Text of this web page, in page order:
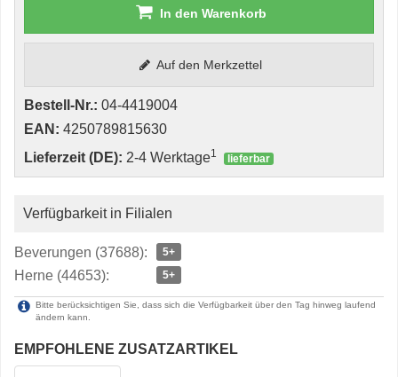
In den Warenkorb
Auf den Merkzettel
Bestell-Nr.: 04-4419004
EAN: 4250789815630
Lieferzeit (DE): 2-4 Werktage1 lieferbar
Verfügbarkeit in Filialen
Beverungen (37688): 5+
Herne (44653): 5+
Bitte berücksichtigen Sie, dass sich die Verfügbarkeit über den Tag hinweg laufend
ändern kann.
EMPFOHLENE ZUSATZARTIKEL